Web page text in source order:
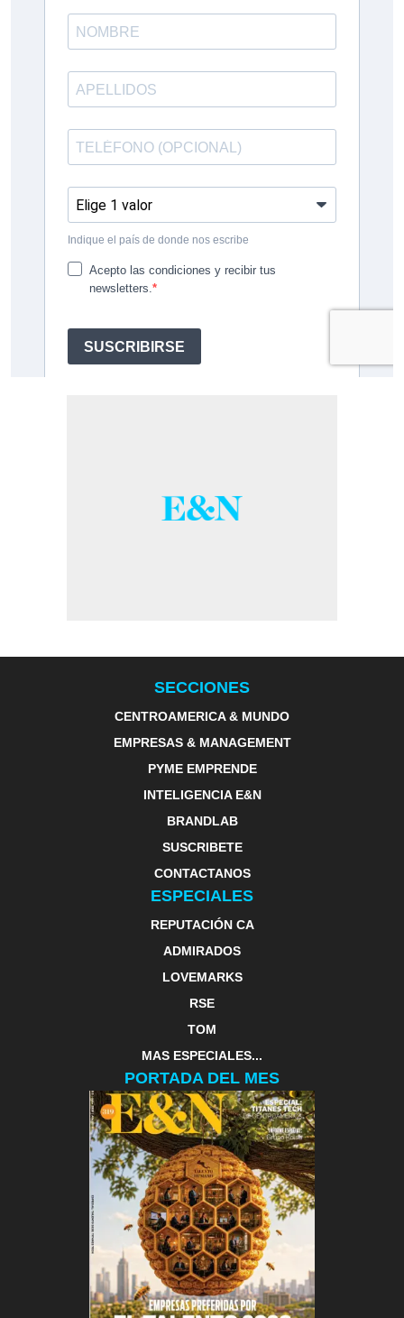
SECCIONES
CENTROAMERICA & MUNDO
EMPRESAS & MANAGEMENT
PYME EMPRENDE
INTELIGENCIA E&N
BRANDLAB
SUSCRIBETE
CONTACTANOS
ESPECIALES
REPUTACIÓN CA
ADMIRADOS
LOVEMARKS
RSE
TOM
MAS ESPECIALES...
PORTADA DEL MES